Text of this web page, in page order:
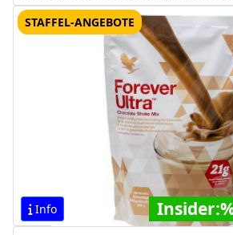
Info
STAFFEL-ANGEBOTE